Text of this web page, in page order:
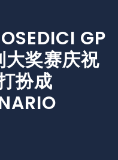
GP
大奖赛庆祝
扮成